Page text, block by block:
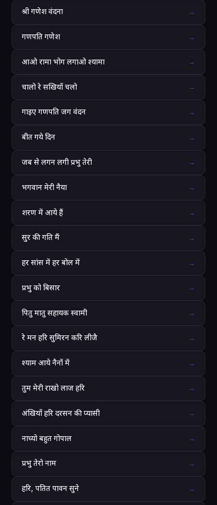
श्री गणेश वंदना →
गणपति गणेश →
आओ रामा भोग लगाओ श्यामा →
चालो रे सखियाँ चलो →
गाइए गणपति जग वंदन →
बीत गये दिन →
जब से लगन लगी प्रभु तेरी →
भगवान मेरी नैया →
शरण में आये हैं →
सुर की गति मैं →
हर सांस में हर बोल में →
प्रभु को बिसार →
पितु मातु सहायक स्वामी →
रे मन हरि सुमिरन करि लीजै →
श्याम आये नैनों में →
तुम मेरी राखो लाज हरि →
अंखियाँ हरि दरसन की प्यासी →
नाच्यो बहुत गोपाल →
प्रभु तेरो नाम →
हरि, पतित पावन सुने →